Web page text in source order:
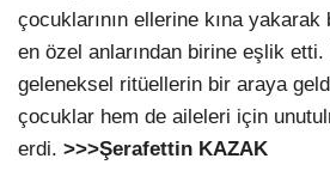
çocuklarının ellerine kına yakarak
en özel anlarından birine eşlik
geleneksel ritüellerin bir araya
çocuklar hem de aileleri için
erdi. >>>Şerafettin KAZAK